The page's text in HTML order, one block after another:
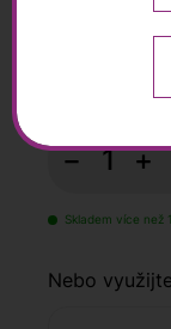
− +
Skladem více než
Nebo